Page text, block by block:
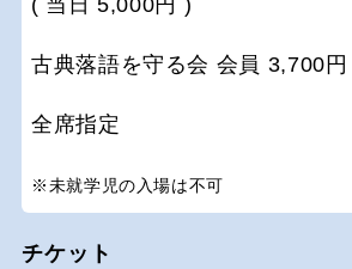
( 当日 5,000円 )
古典落語を守る会 会員 3,700円
全席指定
※未就学児の入場は不可
チケット